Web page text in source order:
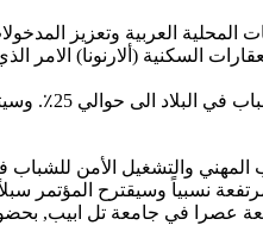
السكنية (ألارنونا)
الجلسة الاخيرة
17٪ الامر الذي يتطلب توفير أطر
التاسعة والنصف صباحا حتى الرابعة